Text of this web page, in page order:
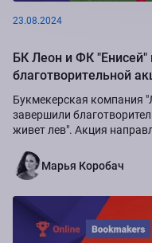
23.08.2024
БК Леон и ФК "Енисей"
благотворительной
Букмекерская компания
завершили
живет лев". Акция
Марья Коробач